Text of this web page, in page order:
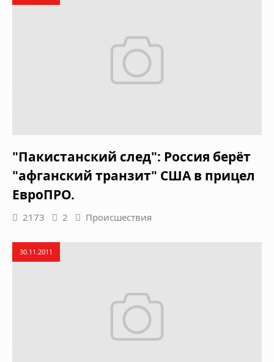
"Пакистанский след": Россия берёт
"афганский транзит" США в прицел
ЕвроПРО.
2173 2 Происшествия
30.11.2011